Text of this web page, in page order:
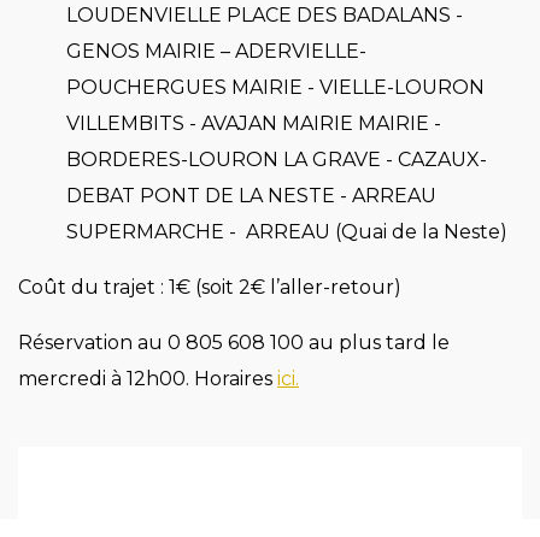
LOUDENVIELLE PLACE DES BADALANS -
GENOS MAIRIE – ADERVIELLE-
POUCHERGUES MAIRIE - VIELLE-LOURON
VILLEMBITS - AVAJAN MAIRIE MAIRIE -
BORDERES-LOURON LA GRAVE - CAZAUX-
DEBAT PONT DE LA NESTE - ARREAU
SUPERMARCHE - ARREAU (Quai de la Neste)
Coût du trajet : 1€ (soit 2€ l’aller-retour)
Réservation au 0 805 608 100 au plus tard le
mercredi à 12h00. Horaires ici.